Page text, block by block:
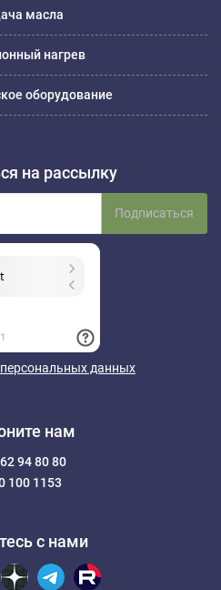
масла
нагрев
оборудование
на рассылку
Подписаться
персональных данных
нам
94 80 80
100 1153
с нами